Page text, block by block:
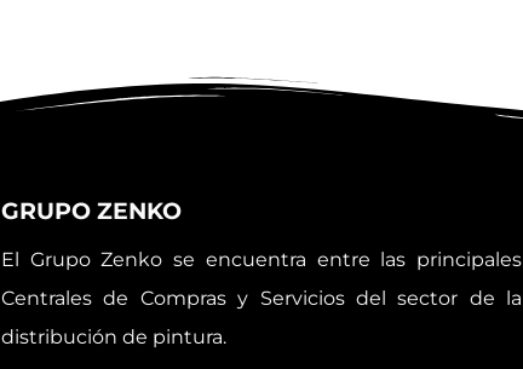
GRUPO ZENKO
El Grupo Zenko se encuentra entre las principales
Centrales de Compras y Servicios del sector de la
distribución de pintura.